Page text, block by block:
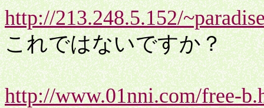
http://213.248.5.152/
これではないですか？
http://www.01nni.com/free-